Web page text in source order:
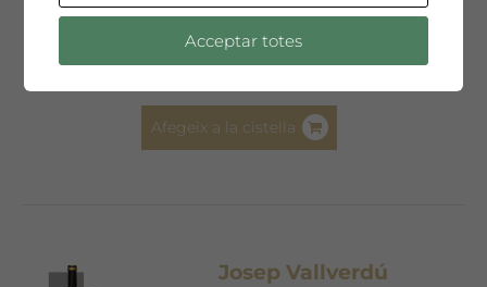
l'any. Només 150 ampolles màgnum. Un
vi especial, sorprenent, molt complex i
elegant que t'emocionarà ...
Afegeix a la cistella
Josep Vallverdú
Acceptar totes